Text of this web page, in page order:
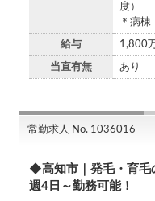
度）
＊病
給与 1,800
当直有無 あり
常勤求人 No. 1036016
◆高知市｜発毛・育毛
週4日～勤務可能！